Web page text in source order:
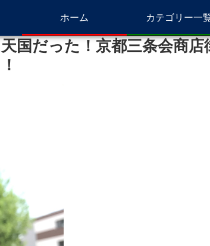
ホーム カテゴリー一
国だった！京都三条会商店